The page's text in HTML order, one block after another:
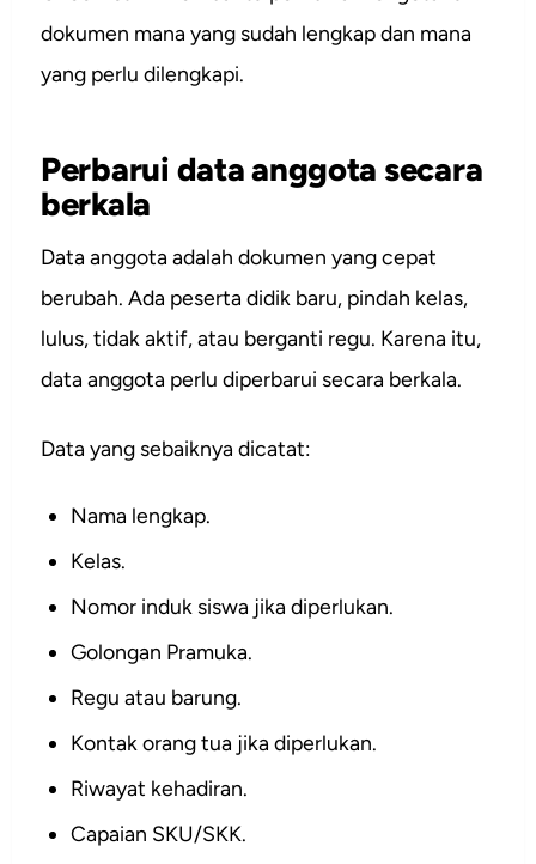
dokumen mana yang sudah lengkap dan mana
yang perlu dilengkapi.
Perbarui data anggota secara
berkala
Data anggota adalah dokumen yang cepat
berubah. Ada peserta didik baru, pindah kelas,
lulus, tidak aktif, atau berganti regu. Karena itu,
data anggota perlu diperbarui secara berkala.
Data yang sebaiknya dicatat:
Nama lengkap.
Kelas.
Nomor induk siswa jika diperlukan.
Golongan Pramuka.
Regu atau barung.
Kontak orang tua jika diperlukan.
Riwayat kehadiran.
Capaian SKU/SKK.